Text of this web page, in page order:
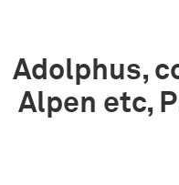
Adolphus,
Alpen etc,